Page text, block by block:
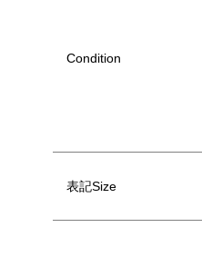
Condition
表記Size